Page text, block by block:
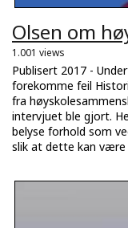
Olsen om
1.001 views
Publisert 2017 -
forekomme feil
fra
intervjuet ble gjort.
belyse forhold som
slik at dette kan være